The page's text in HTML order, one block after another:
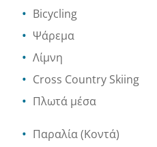
Bicycling
Ψάρεμα
Λίμνη
Cross Country Skiing
Πλωτά μέσα
Παραλία(Κοντά)